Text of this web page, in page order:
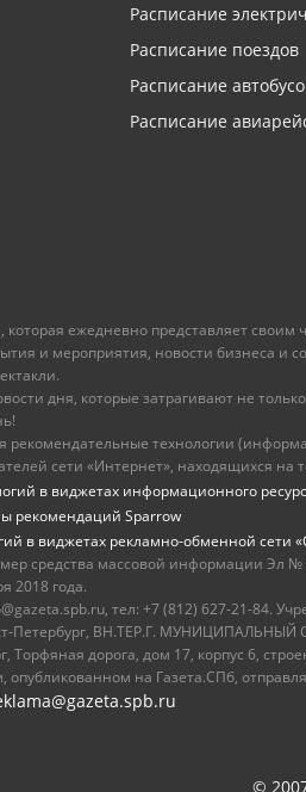
Расписание
Расписание поездов
Расписание
Расписание
ежедневно представляет
и мероприятия, новости бизнеса и
дня, которые затрагивают не
технологии
сети «Интернет», находящихся на
в виджетах информационного
рекомендаций Sparrow
в виджетах рекламно-обменной сети
средства массовой информации
2018 года.
тел: +7 (812) 627-21-84.
Петербург, ВН.ТЕР.Г.
Торфяная дорога, дом 17, корпус 6,
опубликованном на Газета.СПб,
©